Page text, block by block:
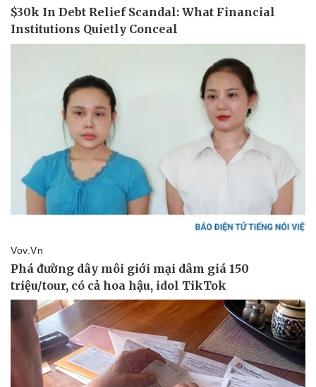
Thông tin doanh nghiệp
Doanh nghiệp 24h
Doanh nhân
Vì cộng đồng
Công nghệ
Sành điệu
Tin Công nghệ
Trải nghiệm
Chuyển đổi số